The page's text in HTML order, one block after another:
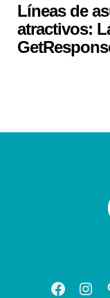
Líneas de
atractivos: